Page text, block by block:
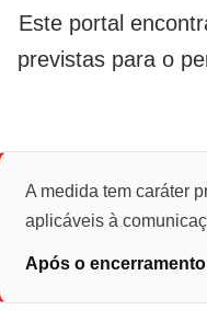
Este portal
previstas para o
A medida tem caráter
aplicáveis à
Após o